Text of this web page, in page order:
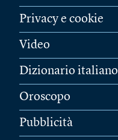
Privacy e cookie
Video
Dizionario italiano
Oroscopo
Pubblicità